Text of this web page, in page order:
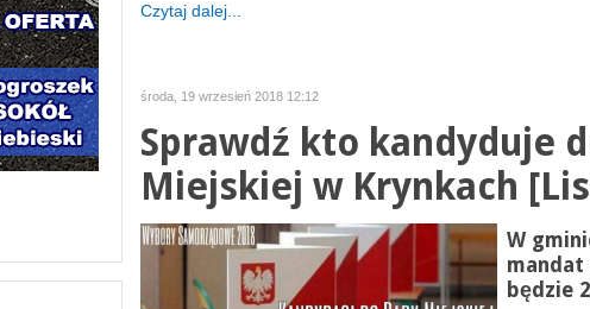
Czytaj dalej...
środa, 19 wrzesień 2018 12:12
Sprawdź kto kandyduje
Miejskiej w Krynkach
W
mandat
będzie